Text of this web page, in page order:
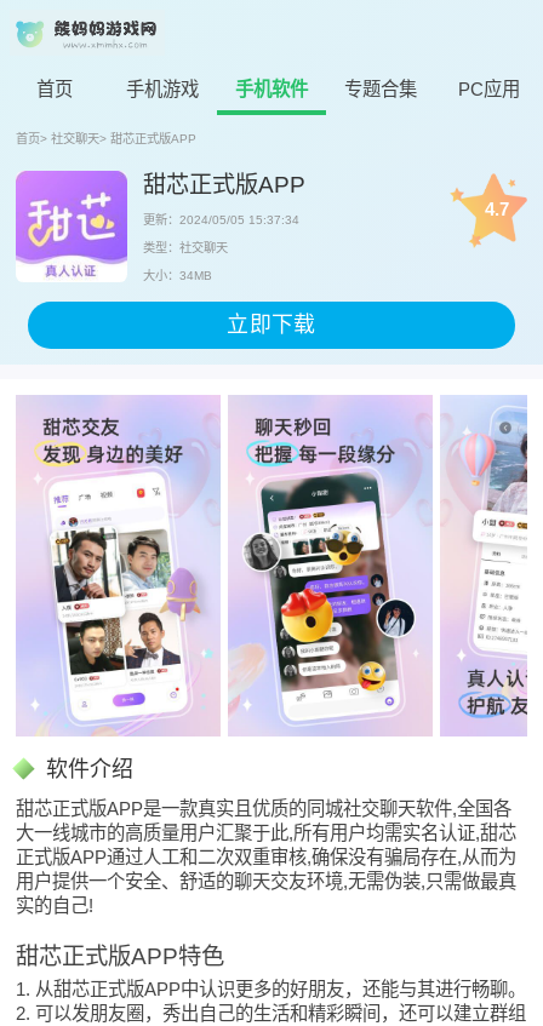
首页 手机游戏 手机软件 专题合集 PC应用
首页> 社交聊天> 甜芯正式版APP
甜芯正式版APP
更新：2024/05/05 15:37:34
类型：社交聊天
大小：34MB
4.7
立即下载
软件介绍
甜芯正式版APP是一款真实且优质的同城社交聊天软件,全国各
大一线城市的高质量用户汇聚于此,所有用户均需实名认证,甜芯
正式版APP通过人工和二次双重审核,确保没有骗局存在,从而为
用户提供一个安全、舒适的聊天交友环境,无需伪装,只需做最真
实的自己!
甜芯正式版APP特色
1. 从甜芯正式版APP中认识更多的好朋友，还能与其进行畅聊。
2. 可以发朋友圈，秀出自己的生活和精彩瞬间，还可以建立群组